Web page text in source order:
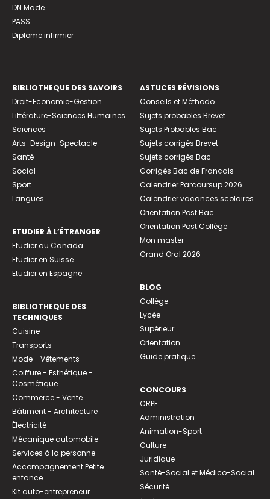
DN Made
PASS
Diplome infirmier
BIBLIOTHEQUE DES SAVOIRS
Droit-Economie-Gestion
Littérature-Sciences Humaines
Sciences
Arts-Design-Spectacle
Santé
Social
Sport
Langues
ETUDIER À L’ÉTRANGER
Etudier au Canada
Etudier en Suisse
Etudier en Espagne
BIBLIOTHEQUE DES
TECHNIQUES
Cuisine
Transports
Mode - Vêtements
Coiffure - Esthétique -
Cosmétique
Commerce - Vente
Bâtiment - Architecture
Électricité
Mécanique automobile
Services à la personne
Accompagnement Petite
enfance
Kit auto-entrepreneur
ASTUCES RÉVISIONS
Conseils et Méthodo
Sujets probables Brevet
Sujets Probables Bac
Sujets corrigés Brevet
Sujets corrigés Bac
Corrigés Bac de Français
Calendrier Parcoursup 2026
Calendrier vacances scolaires
Orientation Post Bac
Orientation Post Collège
Mon master
Grand Oral 2026
BLOG
Collège
Lycée
Supérieur
Orientation
Guide pratique
CONCOURS
CRPE
Administration
Animation-Sport
Culture
Juridique
Santé-Social et Médico-Social
Sécurité